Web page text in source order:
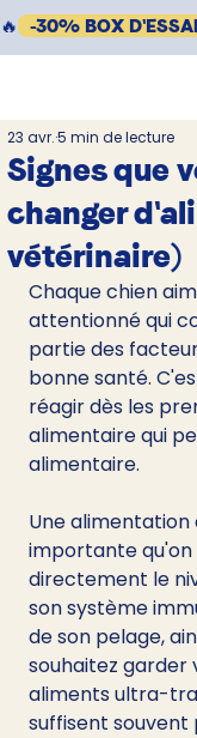
🔥 -30% BOX D'ESSAI
Signes que
changer
vétérinaire)
23 avr.5 min de lecture
Chaque chien
attentionné qui
partie des
bonne santé.
réagir dès les
alimentaire qui
alimentaire.
Une
importante qu'on
directement le
son système
de son pelage,
souhaitez garder
aliments ultra-
suffisent souvent